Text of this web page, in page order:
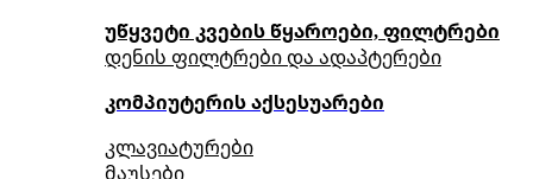
უწყვეტი კვების წყაროები, ფილტრები
დენის ფილტრები და ადაპტერები
კომპიუტერის აქსესუარები
კლავიატურები
მაუსები